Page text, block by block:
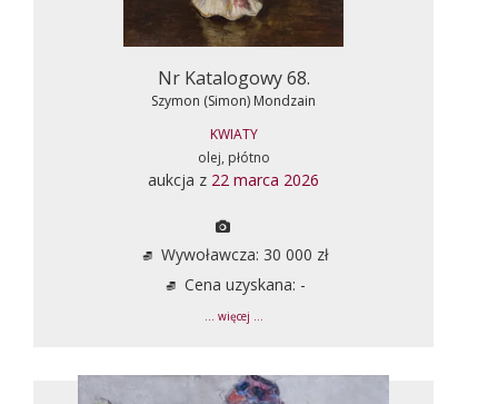
Nr Katalogowy 68.
Szymon (Simon) Mondzain
KWIATY
olej, płótno
aukcja z 22 marca 2026
Wywoławcza: 30 000 zł
Cena uzyskana: -
... więcej ...